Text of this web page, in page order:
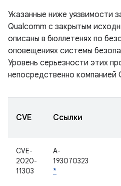
Указанные ниже уязвимости
Qualcomm с закрытым
описаны в бюллетенях по
оповещениях системы
Уровень серьезности этих
непосредственно компанией
CVE Ссылки
CVE-
2020-
11303
A-
193070323
*